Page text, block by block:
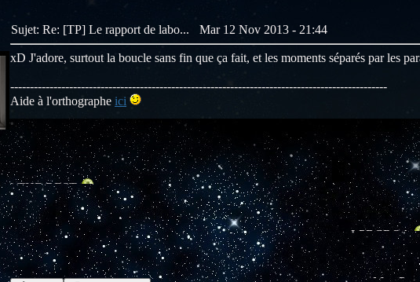
Sujet: Re: [TP] Le rapport de labo... Mar 12 Nov 2013 - 21:44
xD J'adore, surtout la boucle sans fin que ça fait, et les moments séparés par les
------------------------------------------------------------------------------------------------
Aide à l'orthographe ici
LPBCRQA
MawPowaaaaaa